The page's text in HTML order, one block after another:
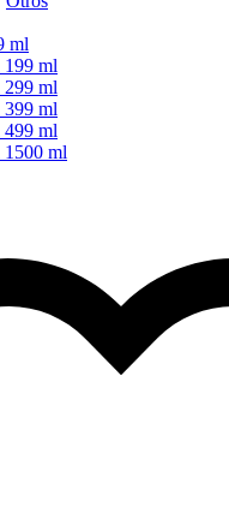
ml
199 ml
299 ml
399 ml
499 ml
1500 ml